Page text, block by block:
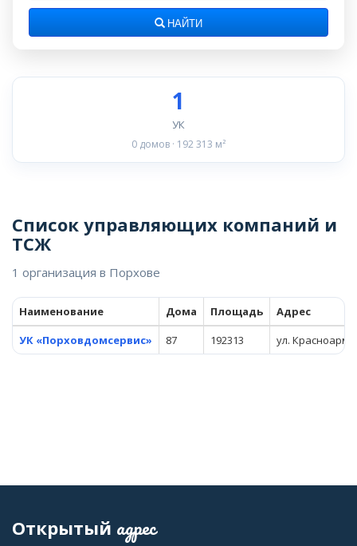
НАЙТИ
1
УК
0 домов · 192 313 м²
Список управляющих компаний и
ТСЖ
1 организация в Порхове
Наименование Дома Площадь
Адрес
УК «Порховдомсервис»
87 192313 ул.
Открытый адрес